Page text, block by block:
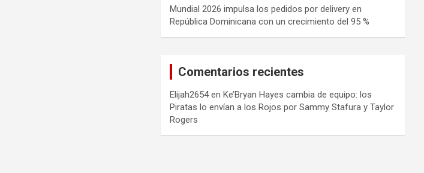
Mundial 2026 impulsa los pedidos por delivery en
República Dominicana con un crecimiento del 95 %
Comentarios recientes
Elijah2654enKe’Bryan Hayes cambia de equipo: los
Piratas lo envían a los Rojos por Sammy Stafura y Taylor
Rogers